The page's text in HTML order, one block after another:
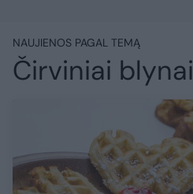
NAUJIENOS PAGAL TEMĄ
Čirviniai blynai